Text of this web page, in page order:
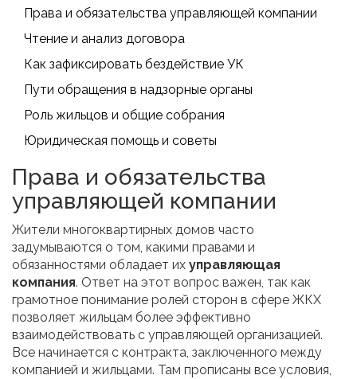
Права и обязательства управляющей компании
Чтение и анализ договора
Как зафиксировать бездействие УК
Пути обращения в надзорные органы
Роль жильцов и общие собрания
Юридическая помощь и советы
Права и обязательства
управляющей компании
Жители многоквартирных домов часто
задумываются о том, какими правами и
обязанностями обладает их управляющая
компания. Ответ на этот вопрос важен, так как
грамотное понимание ролей сторон в сфере ЖКХ
позволяет жильцам более эффективно
взаимодействовать с управляющей организацией.
Все начинается с контракта, заключенного между
компанией и жильцами. Там прописаны все условия,